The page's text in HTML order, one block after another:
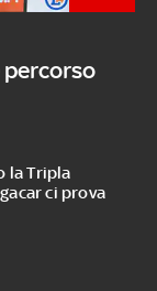
percorso
la Tripla
ci prova